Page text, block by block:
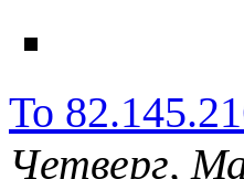
To
Четверг,